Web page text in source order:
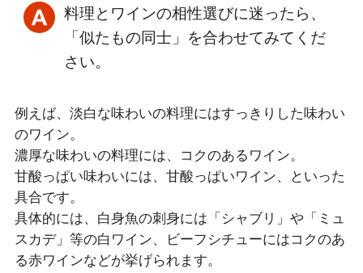
料理とワインの相性選びに迷ったら、
「似たもの同士」を合わせてみてくだ
さい。
例えば、淡白な味わいの料理にはすっきりした味わい
のワイン。
濃厚な味わいの料理には、コクのあるワイン。
甘酸っぱい味わいには、甘酸っぱいワイン、といった
具合です。
具体的には、白身魚の刺身には「シャブリ」や「ミュ
スカデ」等の白ワイン、ビーフシチューにはコクのあ
る赤ワインなどが挙げられます。